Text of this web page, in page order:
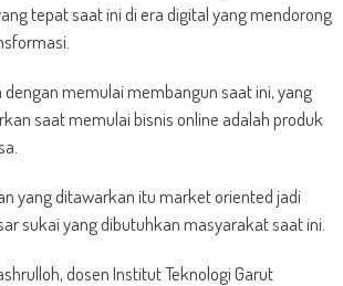
tepat saat ini di era digital yang mendorong
dengan memulai membangun saat ini, yang
saat memulai bisnis online adalah produk
yang ditawarkan itu market oriented jadi
sukai yang dibutuhkan masyarakat saat ini.
dosen Institut Teknologi Garut